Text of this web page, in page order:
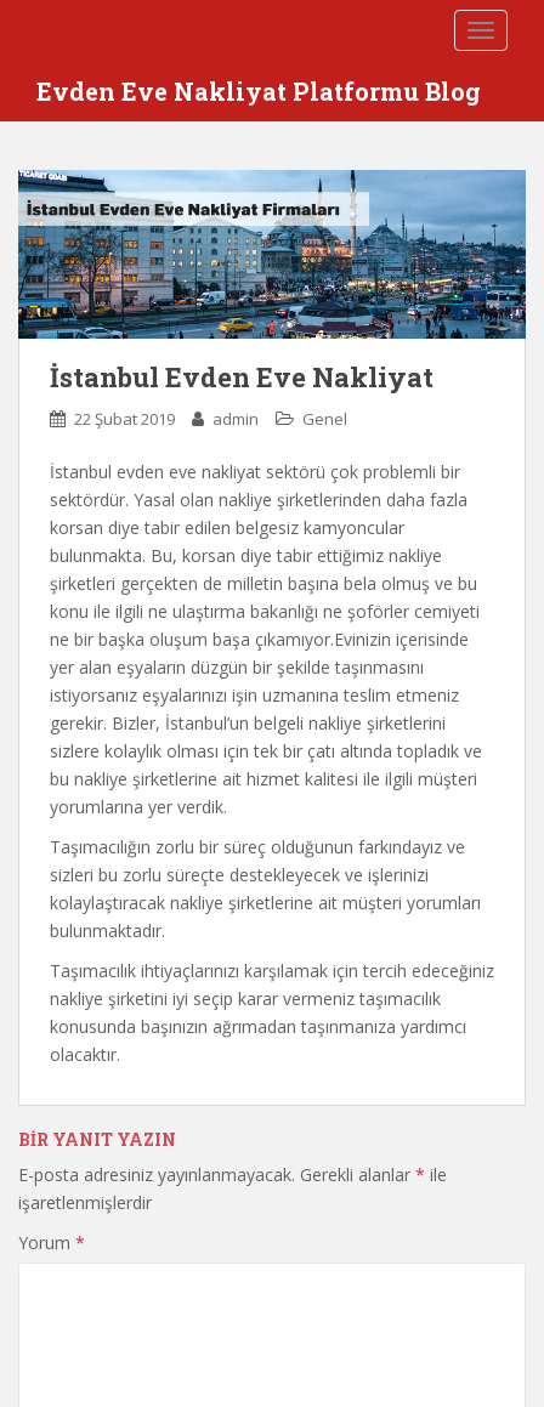
t
Evden Eve Nakliyat Platformu Blog
İstanbul Evden Eve Nakliyat
22 Şubat 2019 admin Genel
İstanbul evden eve nakliyat sektörü çok problemli bir
sektördür. Yasal olan nakliye şirketlerinden daha fazla
korsan diye tabir edilen belgesiz kamyoncular
bulunmakta. Bu, korsan diye tabir ettiğimiz nakliye
şirketleri gerçekten de milletin başına bela olmuş ve bu
konu ile ilgili ne ulaştırma bakanlığı ne şoförler cemiyeti
ne bir başka oluşum başa çıkamıyor.Evinizin içerisinde
yer alan eşyaların düzgün bir şekilde taşınmasını
istiyorsanız eşyalarınızı işin uzmanına teslim etmeniz
gerekir. Bizler, İstanbul’un belgeli nakliye şirketlerini
sizlere kolaylık olması için tek bir çatı altında topladık ve
bu nakliye şirketlerine ait hizmet kalitesi ile ilgili müşteri
yorumlarına yer verdik.
Taşımacılığın zorlu bir süreç olduğunun farkındayız ve
sizleri bu zorlu süreçte destekleyecek ve işlerinizi
kolaylaştıracak nakliye şirketlerine ait müşteri yorumları
bulunmaktadır.
Taşımacılık ihtiyaçlarınızı karşılamak için tercih edeceğiniz
nakliye şirketini iyi seçip karar vermeniz taşımacılık
konusunda başınızın ağrımadan taşınmanıza yardımcı
olacaktır.
BIR YANIT YAZIN
E-posta adresiniz yayınlanmayacak. Gerekli alanlar * ile
işaretlenmişlerdir
Yorum *